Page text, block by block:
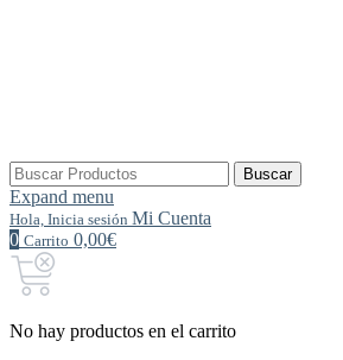
Buscar
por:
Buscar
Expand menu
Hola, Inicia sesión Mi Cuenta
0 Carrito 0,00€
No hay productos en el carrito